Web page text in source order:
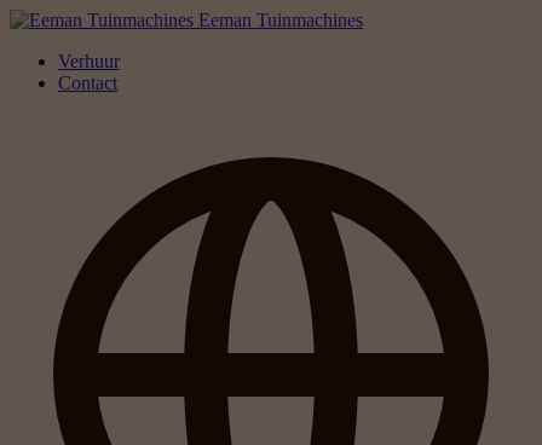
Eeman Tuinmachines
Verhuur
Contact